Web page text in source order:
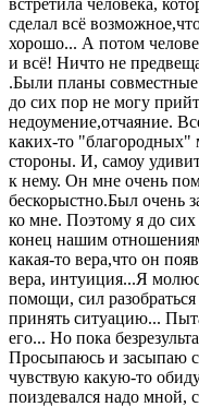
сделал всё
хорошо... А потом
и всё! Ничто не
.Были планы
до сих пор не могу
недоумение,отчаяние.
каких-то "благородных"
стороны. И, самоу
к нему. Он мне очень
бескорыстно.Был очень
ко мне. Поэтому я до сих
конец нашим
какая-то вера,что он
вера, интуиция...Я
помощи, сил
принять ситуацию...
его... Но пока
Просыпаюсь и засыпаю
чувствую какую-то
поиздевался надо мной,